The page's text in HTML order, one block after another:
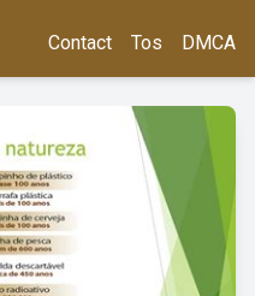
Contact Tos DMCA